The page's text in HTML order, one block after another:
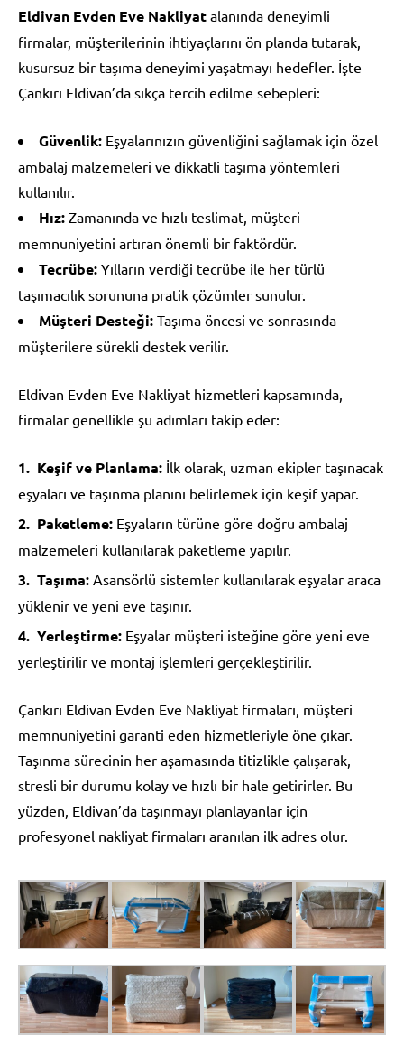
Eldivan Evden Eve Nakliyat alanında deneyimli
firmalar, müşterilerinin ihtiyaçlarını ön planda tutarak,
kusursuz bir taşıma deneyimi yaşatmayı hedefler. İşte
Çankırı Eldivan’da sıkça tercih edilme sebepleri:
Güvenlik: Eşyalarınızın güvenliğini sağlamak için özel
ambalaj malzemeleri ve dikkatli taşıma yöntemleri
kullanılır.
Hız: Zamanında ve hızlı teslimat, müşteri
memnuniyetini artıran önemli bir faktördür.
Tecrübe: Yılların verdiği tecrübe ile her türlü
taşımacılık sorununa pratik çözümler sunulur.
Müşteri Desteği: Taşıma öncesi ve sonrasında
müşterilere sürekli destek verilir.
Eldivan Evden Eve Nakliyat hizmetleri kapsamında,
firmalar genellikle şu adımları takip eder:
Keşif ve Planlama: İlk olarak, uzman ekipler taşınacak
eşyaları ve taşınma planını belirlemek için keşif yapar.
Paketleme: Eşyaların türüne göre doğru ambalaj
malzemeleri kullanılarak paketleme yapılır.
Taşıma: Asansörlü sistemler kullanılarak eşyalar araca
yüklenir ve yeni eve taşınır.
Yerleştirme: Eşyalar müşteri isteğine göre yeni eve
yerleştirilir ve montaj işlemleri gerçekleştirilir.
Çankırı Eldivan Evden Eve Nakliyat firmaları, müşteri
memnuniyetini garanti eden hizmetleriyle öne çıkar.
Taşınma sürecinin her aşamasında titizlikle çalışarak,
stresli bir durumu kolay ve hızlı bir hale getirirler. Bu
yüzden, Eldivan’da taşınmayı planlayanlar için
profesyonel nakliyat firmaları aranılan ilk adres olur.